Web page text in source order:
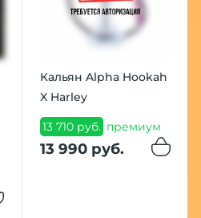
Кальян Alpha Hookah
X Harley
13 710 руб. премиум
13 990 руб.